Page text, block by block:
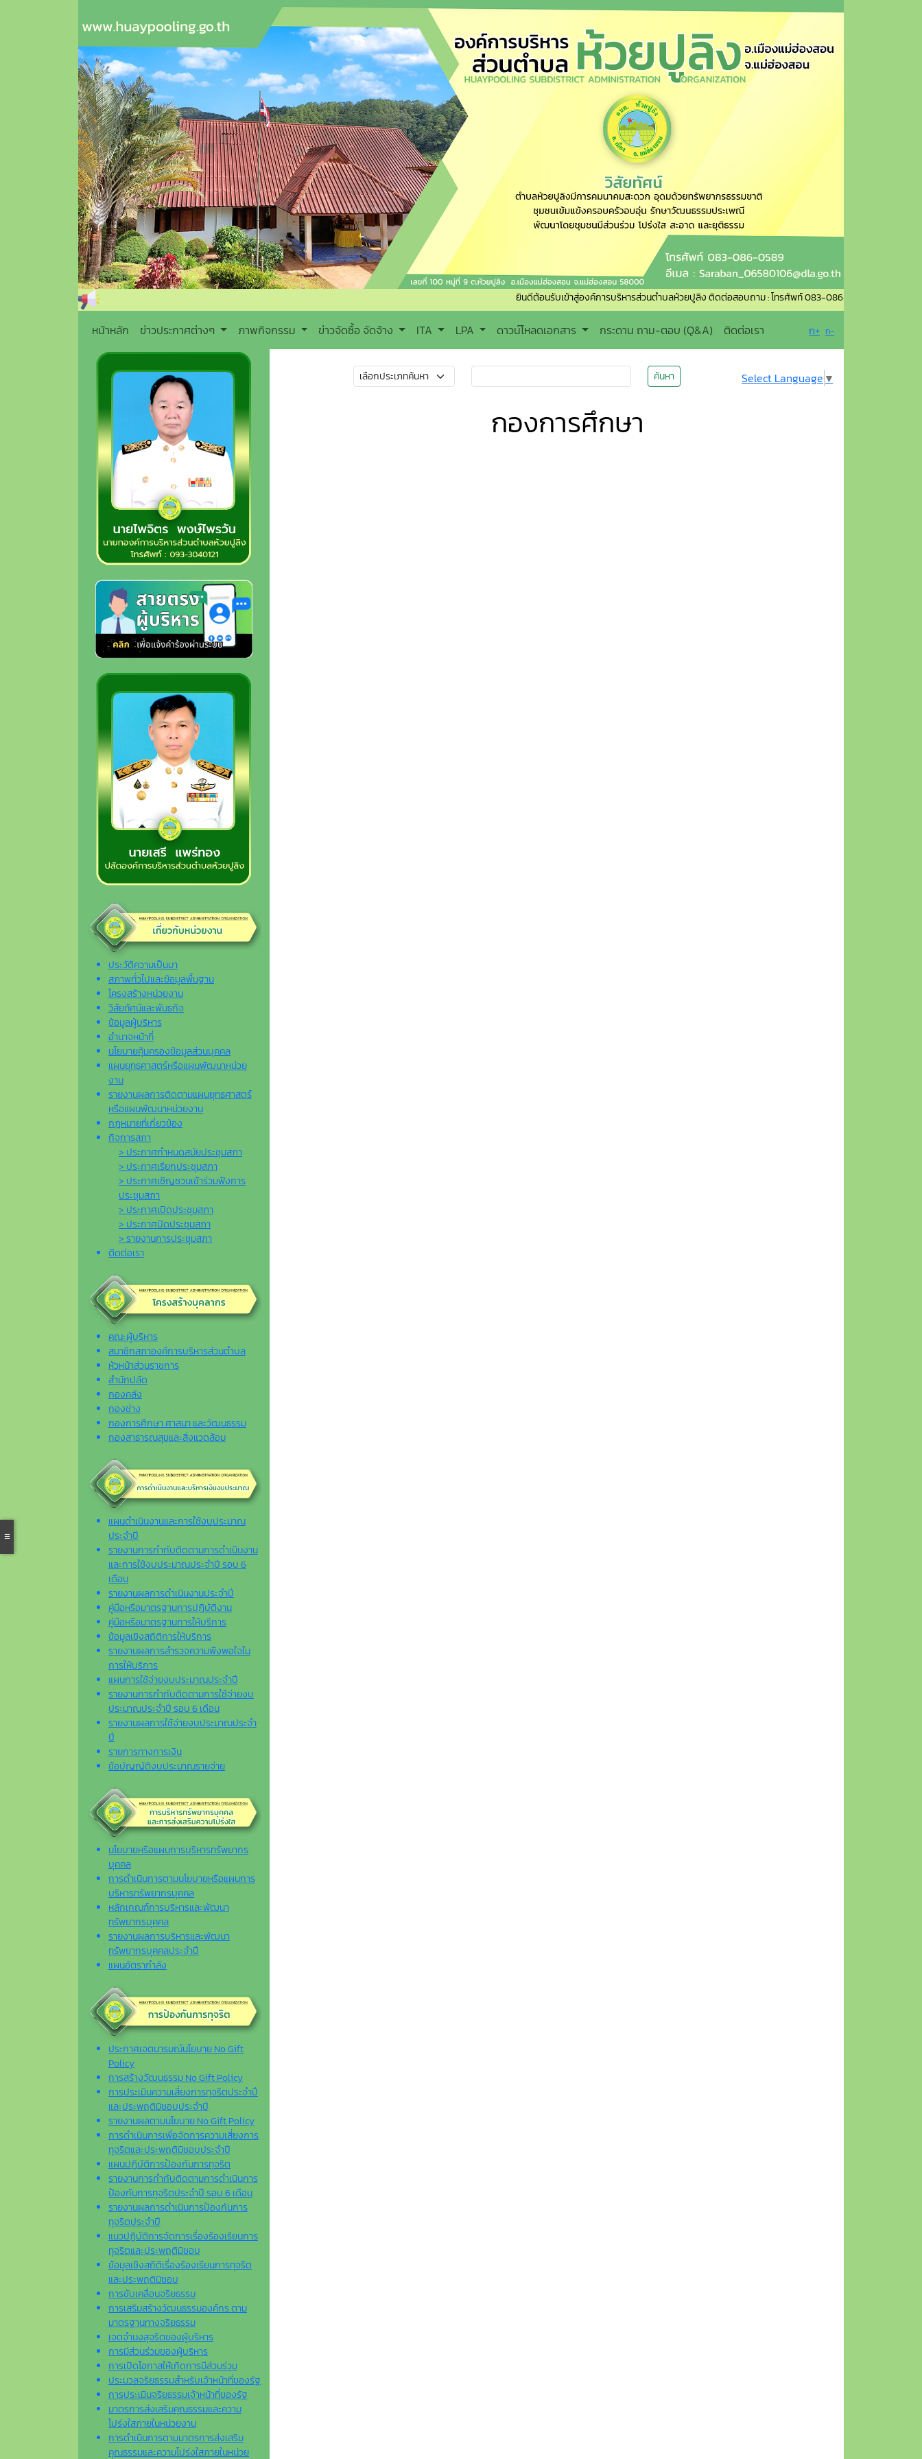
ยินดีต้อนรับเข้าสู่องค์การบริหารส่วนตำบลห้วยปูลิง ติดต่อสอบถาม : โทรศัพท์ 083-086-0589 อีเมล :
หน้าหลัก ข่าวประกาศต่างๆ ภาพกิจกรรม ข่าวจัดซื้อ จัดจ้าง ITA LPA ดาวน์โหลดเอกสาร กระดาน ถาม-ตอบ (Q&A) ติดต่อเรา ก+ ก-
ประวัติความเป็นมา
สภาพทั่วไปและข้อมูลพื้นฐาน
โครงสร้างหน่วยงาน
วิสัยทัศน์และพันธกิจ
ข้อมูลผู้บริหาร
อำนาจหน้าที่
นโยบายคุ้มครองข้อมูลส่วนบุคคล
แผนยุทธศาสตร์หรือแผนพัฒนาหน่วย
งาน
รายงานผลการติดตามแผนยุทธศาสตร์
หรือแผนพัฒนาหน่วยงาน
กฎหมายที่เกี่ยวข้อง
กิจการสภา
> ประกาศกำหนดสมัยประชุมสภา
> ประกาศเรียกประชุมสภา
> ประกาศเชิญชวนเข้าร่วมฟังการ
ประชุมสภา
> ประกาศเปิดประชุมสภา
> ประกาศปิดประชุมสภา
> รายงานการประชุมสภา
ติดต่อเรา
คณะผู้บริหาร
สมาชิกสภาองค์การบริหารส่วนตำบล
หัวหน้าส่วนราชการ
สำนักปลัด
กองคลัง
กองช่าง
กองการศึกษา ศาสนา และวัฒนธรรม
กองสาธารณสุขและสิ่งแวดล้อม
แผนดำเนินงานและการใช้งบประมาณ
ประจำปี
รายงานการกำกับติดตามการดำเนินงาน
และการใช้งบประมาณประจำปี รอบ 6
เดือน
รายงานผลการดำเนินงานประจำปี
คู่มือหรือมาตรฐานการปฏิบัติงาน
คู่มือหรือมาตรฐานการให้บริการ
ข้อมูลเชิงสถิติการให้บริการ
รายงานผลการสำรวจความพึงพอใจใน
การให้บริการ
แผนการใช้จ่ายงบประมาณประจำปี
รายงานการกำกับติดตามการใช้จ่ายงบ
ประมาณประจำปี รอบ 6 เดือน
รายงานผลการใช้จ่ายงบประมาณประจำ
ปี
รายการทางการเงิน
ข้อบัญญัติงบประมาณรายจ่าย
นโยบายหรือแผนการบริหารทรัพยากร
บุคคล
การดำเนินการตามนโยบายหรือแผนการ
บริหารทรัพยากรบุคคล
หลักเกณฑ์การบริหารและพัฒนา
ทรัพยากรบุคคล
รายงานผลการบริหารและพัฒนา
ทรัพยากรบุคคลประจำปี
แผนอัตรากำลัง
ประกาศเจตนารมณ์นโยบาย No Gift
Policy
การสร้างวัฒนธรรม No Gift Policy
การประเมินความเสี่ยงการทุจริตประจำปี
และประพฤติมิชอบประจำปี
รายงานผลตามนโยบาย No Gift Policy
การดำเนินการเพื่อจัดการความเสี่ยงการ
ทุจริตและประพฤติมิชอบประจำปี
แผนปฏิบัติการป้องกันการทุจริต
รายงานการกำกับติดตามการดำเนินการ
ป้องกันการทุจริตประจำปี รอบ 6 เดือน
รายงานผลการดำเนินการป้องกันการ
ทุจริตประจำปี
แนวปฏิบัติการจัดการเรื่องร้องเรียนการ
ทุจริตและประพฤติมิชอบ
ข้อมูลเชิงสถิติเรื่องร้องเรียนการทุจริต
และประพฤติมิชอบ
การขับเคลื่อนจริยธรรม
การเสริมสร้างวัฒนธรรมองค์กร ตาม
มาตรฐานทางจริยธรรม
เจตจํานงสุจริตของผู้บริหาร
การมีส่วนร่วมของผู้บริหาร
การเปิดโอกาสให้เกิดการมีส่วนร่วม
ประมวลจริยธรรมสำหรับเจ้าหน้าที่ของรัฐ
การประเมินจริยธรรมเจ้าหน้าที่ของรัฐ
มาตรการส่งเสริมคุณธรรมและความ
โปร่งใสภายในหน่วยงาน
การดำเนินการตามมาตรการส่งเสริม
คุณธรรมและความโปร่งใสภายในหน่วย
ค้นหา Select Language ▼
กองการศึกษา